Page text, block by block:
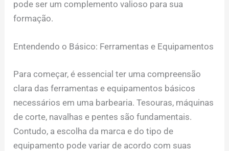
pode ser um complemento valioso para sua
formação.
Entendendo o Básico: Ferramentas e Equipamentos
Para começar, é essencial ter uma compreensão
clara das ferramentas e equipamentos básicos
necessários em uma barbearia. Tesouras, máquinas
de corte, navalhas e pentes são fundamentais.
Contudo, a escolha da marca e do tipo de
equipamento pode variar de acordo com suas